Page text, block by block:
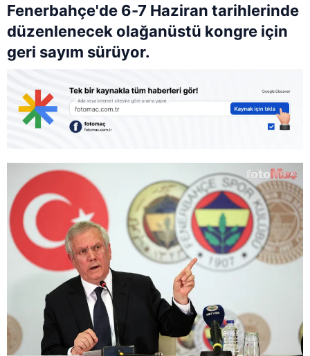
Fenerbahçe'de 6-7 Haziran tarihlerinde
düzenlenecek olağanüstü kongre için
geri sayım sürüyor.